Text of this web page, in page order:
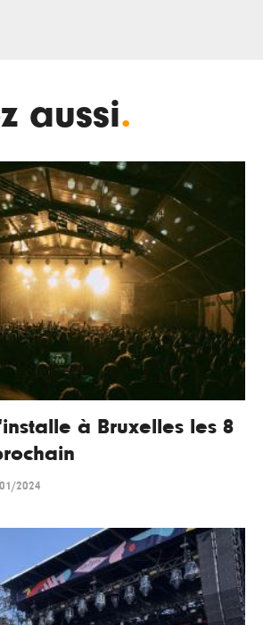
aussi.
à Bruxelles les 8
2024